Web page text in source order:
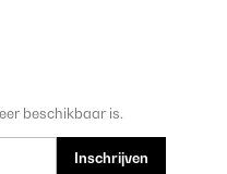
beschikbaar is.
Inschrijven